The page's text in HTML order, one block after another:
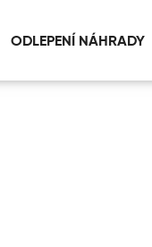
ODLEPENÍ NÁHRADY